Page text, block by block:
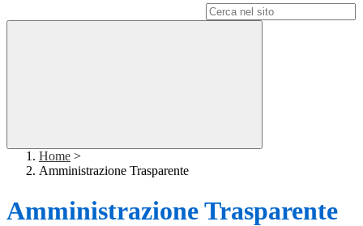
Home >
Amministrazione Trasparente
Amministrazione Trasparente